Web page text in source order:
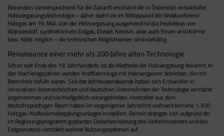
Besonders vielversprechend für die Zukunft erscheint die in Österreich entwickelte
Holzvergasungstechnologie – daher steht sie im Mittelpunkt der Webkonferenz
Holzgas am 19. Mai. Von der Holzvergasung ausgehend ist die Produktion von
Wasserstoff, synthetischem Erdgas, Diesel, Kerosin, aber auch Strom und ­Wärme
bzw. Kälte möglich – die technischen Möglichkeiten sind vielfältig.
Renaissance einer mehr als 200 Jahre alten Technologie
Schon seit Ende des 18. Jahrhunderts ist die Methode der Holzvergasung bekannt. In
den Nachkriegsjahren wurden Kraftfahrzeuge mit Holzvergasern betrieben, die mit
Brennholz befüllt waren. Seit der Jahrtausendwende haben sich Entwickler in
innovativen österreichischen und deutschen Unternehmen der Technologie verstärkt
angenommen und sie maßgeblich vorangetrieben. Hersteller aus dem
deutschsprachigen Raum haben im vergangenen Jahrzehnt weltweit beinahe 1.300
Holzgas-Kraftwärmekopplungsanlagen installiert. Derzeit drängen sich aufgrund der
im Regierungsprogramm geplanten Dekarbonisierung des Verkehrssektors und des
Erdgasnetzes verstärkt weitere Nutzungsoptionen auf.